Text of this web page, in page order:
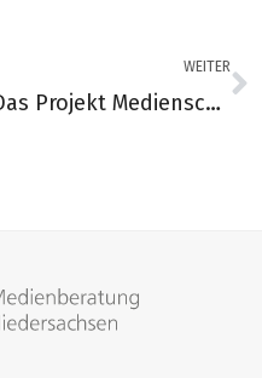
WEITER
Das Projekt Medienscouts geht in eine neue Runde